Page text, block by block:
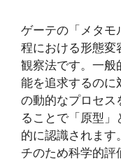
ゲーテの「メタモ
程における形態変
観察法です。一般
能を追求するのに
の動的なプロセス
ることで「原型
的に認識されます
チのため科学的